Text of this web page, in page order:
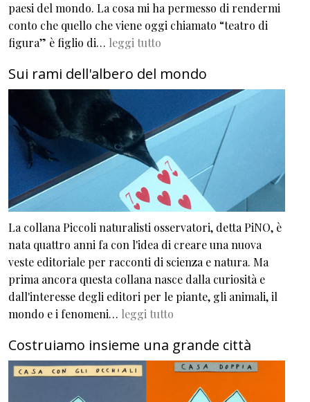
paesi del mondo. La cosa mi ha permesso di rendermi
conto che quello che viene oggi chiamato “teatro di
figura” è figlio di… leggi tutto
Sui rami dell'albero del mondo
La collana Piccoli naturalisti osservatori, detta PiNO, è
nata quattro anni fa con l'idea di creare una nuova
veste editoriale per racconti di scienza e natura. Ma
prima ancora questa collana nasce dalla curiosità e
dall'interesse degli editori per le piante, gli animali, il
mondo e i fenomeni… leggi tutto
Costruiamo insieme una grande città